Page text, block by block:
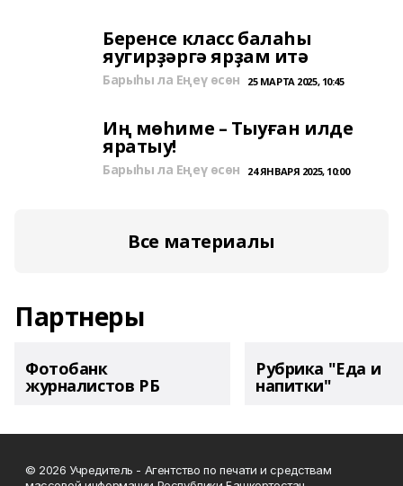
Беренсе класс балаһы
яугирҙәргә ярҙам итә
Барыһы ла Еңеү өсөн 25 МАРТА 2025, 10:45
Иң мөһиме – Тыуған илде
яратыу!
Барыһы ла Еңеү өсөн 24 ЯНВАРЯ 2025, 10:00
Все материалы
Партнеры
Фотобанк
журналистов РБ
Рубрика "Еда и
напитки"
© 2026 Учредитель - Агентство по печати и средствам